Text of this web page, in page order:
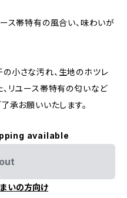
ス帯特有の風合い、味わいが
小さな汚れ、生地のホツレ
リユース帯特有の匂いなど
承お願いいたします。
available
いの方向け